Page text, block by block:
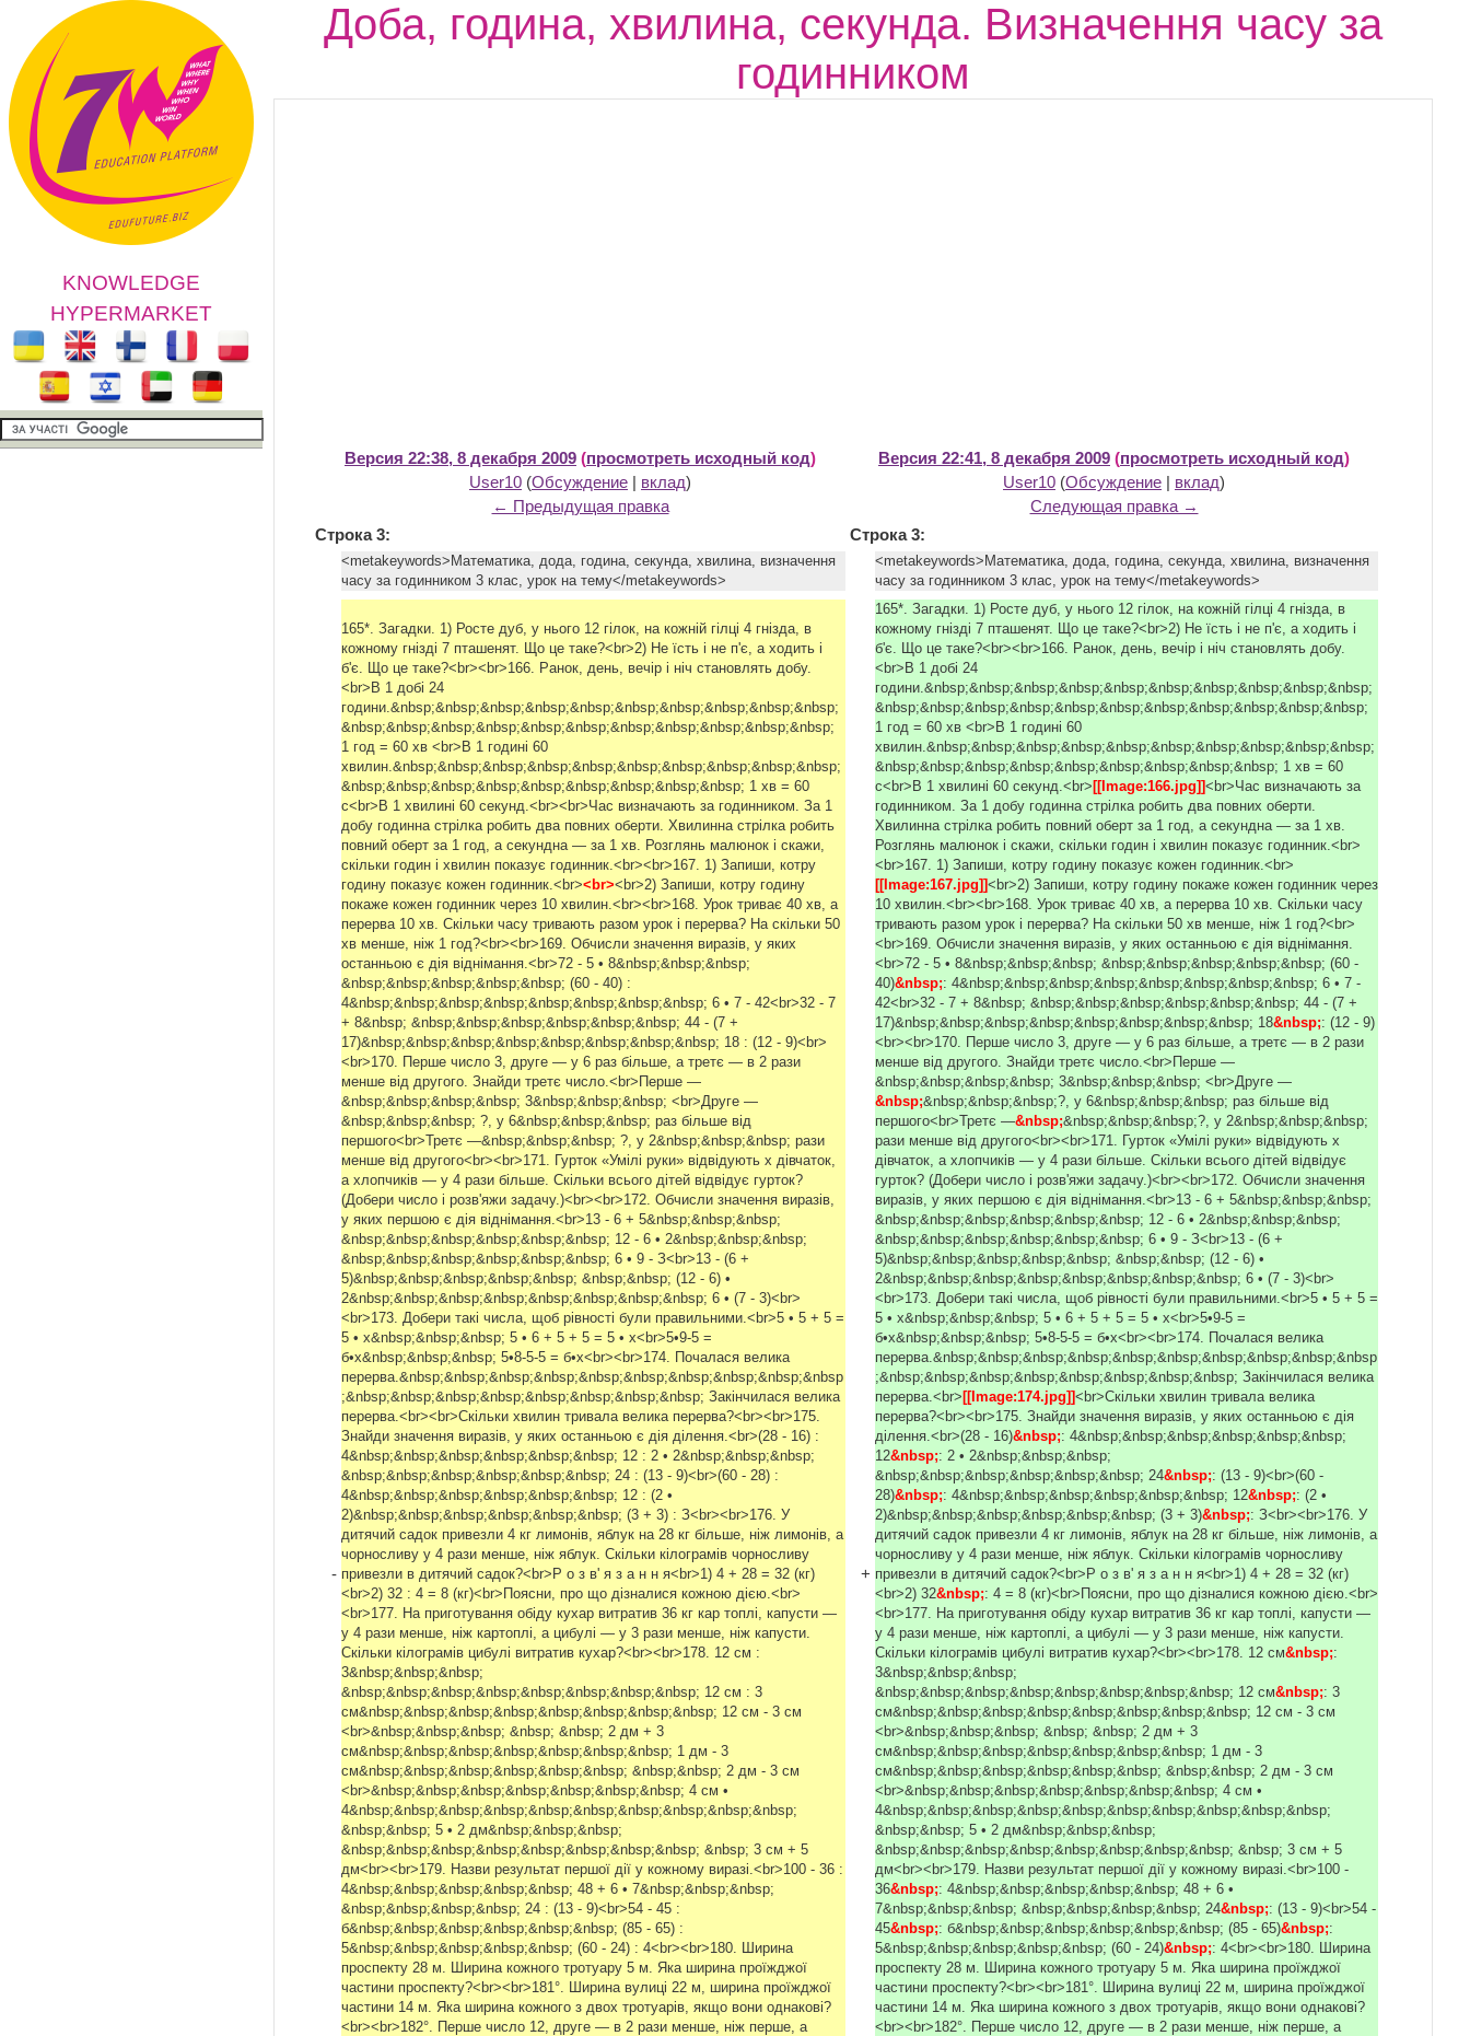
KNOWLEDGE
HYPERMARKET
Доба, година, хвилина, секунда. Визначення часу за
годинником
Версия 22:38, 8 декабря 2009 (просмотреть исходный код)
User10 (Обсуждение | вклад)
← Предыдущая правка
Версия 22:41, 8 декабря 2009 (просмотреть исходный код)
User10 (Обсуждение | вклад)
Следующая правка →
Строка 3:
Строка 3:
<metakeywords>Математика, дода, година, секунда, хвилина, визначення
часу за годинником 3 клас, урок на тему</metakeywords>
<metakeywords>Математика, дода, година, секунда, хвилина, визначення
часу за годинником 3 клас, урок на тему</metakeywords>
-
165*. Загадки. 1) Росте дуб, у нього 12 гілок, на кожній гілці 4 гнізда, в
кожному гнізді 7 пташенят. Що це таке?<br>2) Не їсть і не п'є, а ходить і
б'є. Що це таке?<br><br>166. Ранок, день, вечір і ніч становлять добу.
<br>В 1 добі 24
години.&nbsp;&nbsp;&nbsp;&nbsp;&nbsp;&nbsp;&nbsp;&nbsp;&nbsp;&nbsp;
&nbsp;&nbsp;&nbsp;&nbsp;&nbsp;&nbsp;&nbsp;&nbsp;&nbsp;&nbsp;&nbsp;
1 год = 60 хв <br>В 1 годині 60
хвилин.&nbsp;&nbsp;&nbsp;&nbsp;&nbsp;&nbsp;&nbsp;&nbsp;&nbsp;&nbsp;
&nbsp;&nbsp;&nbsp;&nbsp;&nbsp;&nbsp;&nbsp;&nbsp;&nbsp; 1 хв = 60
с<br>В 1 хвилині 60 секунд.<br><br>Час визначають за годинником. За 1
добу годинна стрілка робить два повних оберти. Хвилинна стрілка робить
повний оберт за 1 год, а секундна — за 1 хв. Розглянь малюнок і скажи,
скільки годин і хвилин показує годинник.<br><br>167. 1) Запиши, котру
годину показує кожен годинник.<br><br><br>2) Запиши, котру годину
покаже кожен годинник через 10 хвилин.<br><br>168. Урок триває 40 хв, а
перерва 10 хв. Скільки часу тривають разом урок і перерва? На скільки 50
хв менше, ніж 1 год?<br><br>169. Обчисли значення виразів, у яких
останньою є дія віднімання.<br>72 - 5 • 8&nbsp;&nbsp;&nbsp;
&nbsp;&nbsp;&nbsp;&nbsp;&nbsp; (60 - 40) :
4&nbsp;&nbsp;&nbsp;&nbsp;&nbsp;&nbsp;&nbsp;&nbsp; 6 • 7 - 42<br>32 - 7
+ 8&nbsp; &nbsp;&nbsp;&nbsp;&nbsp;&nbsp;&nbsp; 44 - (7 +
17)&nbsp;&nbsp;&nbsp;&nbsp;&nbsp;&nbsp;&nbsp;&nbsp; 18 : (12 - 9)<br>
<br>170. Перше число 3, друге — у 6 раз більше, а третє — в 2 рази
менше від другого. Знайди третє число.<br>Перше —
&nbsp;&nbsp;&nbsp;&nbsp; 3&nbsp;&nbsp;&nbsp; <br>Друге —
&nbsp;&nbsp;&nbsp; ?, у 6&nbsp;&nbsp;&nbsp; раз більше від
першого<br>Третє —&nbsp;&nbsp;&nbsp; ?, у 2&nbsp;&nbsp;&nbsp; рази
менше від другого<br><br>171. Гурток «Умілі руки» відвідують х дівчаток,
а хлопчиків — у 4 рази більше. Скільки всього дітей відвідує гурток?
(Добери число і розв'яжи задачу.)<br><br>172. Обчисли значення виразів,
у яких першою є дія віднімання.<br>13 - 6 + 5&nbsp;&nbsp;&nbsp;
&nbsp;&nbsp;&nbsp;&nbsp;&nbsp;&nbsp; 12 - 6 • 2&nbsp;&nbsp;&nbsp;
&nbsp;&nbsp;&nbsp;&nbsp;&nbsp;&nbsp; 6 • 9 - З<br>13 - (6 +
5)&nbsp;&nbsp;&nbsp;&nbsp;&nbsp; &nbsp;&nbsp; (12 - 6) •
2&nbsp;&nbsp;&nbsp;&nbsp;&nbsp;&nbsp;&nbsp;&nbsp; 6 • (7 - 3)<br>
<br>173. Добери такі числа, щоб рівності були правильними.<br>5 • 5 + 5 =
5 • х&nbsp;&nbsp;&nbsp; 5 • 6 + 5 + 5 = 5 • х<br>5•9-5 =
б•х&nbsp;&nbsp;&nbsp; 5•8-5-5 = б•х<br><br>174. Почалася велика
перерва.&nbsp;&nbsp;&nbsp;&nbsp;&nbsp;&nbsp;&nbsp;&nbsp;&nbsp;&nbsp
;&nbsp;&nbsp;&nbsp;&nbsp;&nbsp;&nbsp;&nbsp;&nbsp; Закінчилася велика
перерва.<br><br>Скільки хвилин тривала велика перерва?<br><br>175.
Знайди значення виразів, у яких останньою є дія ділення.<br>(28 - 16) :
4&nbsp;&nbsp;&nbsp;&nbsp;&nbsp;&nbsp; 12 : 2 • 2&nbsp;&nbsp;&nbsp;
&nbsp;&nbsp;&nbsp;&nbsp;&nbsp;&nbsp; 24 : (13 - 9)<br>(60 - 28) :
4&nbsp;&nbsp;&nbsp;&nbsp;&nbsp;&nbsp; 12 : (2 •
2)&nbsp;&nbsp;&nbsp;&nbsp;&nbsp;&nbsp; (3 + 3) : З<br><br>176. У
дитячий садок привезли 4 кг лимонів, яблук на 28 кг більше, ніж лимонів, а
чорносливу у 4 рази менше, ніж яблук. Скільки кілограмів чорносливу
привезли в дитячий садок?<br>Р о з в' я з а н н я<br>1) 4 + 28 = 32 (кг)
<br>2) 32 : 4 = 8 (кг)<br>Поясни, про що дізналися кожною дією.<br>
<br>177. На приготування обіду кухар витратив 36 кг кар топлі, капусти —
у 4 рази менше, ніж картоплі, а цибулі — у 3 рази менше, ніж капусти.
Скільки кілограмів цибулі витратив кухар?<br><br>178. 12 см :
3&nbsp;&nbsp;&nbsp;
&nbsp;&nbsp;&nbsp;&nbsp;&nbsp;&nbsp;&nbsp;&nbsp; 12 см : 3
см&nbsp;&nbsp;&nbsp;&nbsp;&nbsp;&nbsp;&nbsp;&nbsp; 12 см - 3 см
<br>&nbsp;&nbsp;&nbsp; &nbsp; &nbsp; 2 дм + 3
см&nbsp;&nbsp;&nbsp;&nbsp;&nbsp;&nbsp;&nbsp; 1 дм - 3
см&nbsp;&nbsp;&nbsp;&nbsp;&nbsp;&nbsp; &nbsp;&nbsp; 2 дм - 3 см
<br>&nbsp;&nbsp;&nbsp;&nbsp;&nbsp;&nbsp;&nbsp; 4 см •
4&nbsp;&nbsp;&nbsp;&nbsp;&nbsp;&nbsp;&nbsp;&nbsp;&nbsp;&nbsp;
&nbsp;&nbsp; 5 • 2 дм&nbsp;&nbsp;&nbsp;
&nbsp;&nbsp;&nbsp;&nbsp;&nbsp;&nbsp;&nbsp;&nbsp; &nbsp; 3 см + 5
дм<br><br>179. Назви результат першої дії у кожному виразі.<br>100 - 36 :
4&nbsp;&nbsp;&nbsp;&nbsp;&nbsp; 48 + 6 • 7&nbsp;&nbsp;&nbsp;
&nbsp;&nbsp;&nbsp;&nbsp; 24 : (13 - 9)<br>54 - 45 :
б&nbsp;&nbsp;&nbsp;&nbsp;&nbsp;&nbsp; (85 - 65) :
5&nbsp;&nbsp;&nbsp;&nbsp;&nbsp; (60 - 24) : 4<br><br>180. Ширина
проспекту 28 м. Ширина кожного тротуару 5 м. Яка ширина проїжджої
частини проспекту?<br><br>181°. Ширина вулиці 22 м, ширина проїжджої
частини 14 м. Яка ширина кожного з двох тротуарів, якщо вони однакові?
<br><br>182°. Перше число 12, друге — в 2 рази менше, ніж перше, а
+
165*. Загадки. 1) Росте дуб, у нього 12 гілок, на кожній гілці 4 гнізда, в
кожному гнізді 7 пташенят. Що це таке?<br>2) Не їсть і не п'є, а ходить і
б'є. Що це таке?<br><br>166. Ранок, день, вечір і ніч становлять добу.
<br>В 1 добі 24
години.&nbsp;&nbsp;&nbsp;&nbsp;&nbsp;&nbsp;&nbsp;&nbsp;&nbsp;&nbsp;
&nbsp;&nbsp;&nbsp;&nbsp;&nbsp;&nbsp;&nbsp;&nbsp;&nbsp;&nbsp;&nbsp;
1 год = 60 хв <br>В 1 годині 60
хвилин.&nbsp;&nbsp;&nbsp;&nbsp;&nbsp;&nbsp;&nbsp;&nbsp;&nbsp;&nbsp;
&nbsp;&nbsp;&nbsp;&nbsp;&nbsp;&nbsp;&nbsp;&nbsp;&nbsp; 1 хв = 60
с<br>В 1 хвилині 60 секунд.<br> [[Image:166.jpg]]<br>Час визначають за
годинником. За 1 добу годинна стрілка робить два повних оберти.
Хвилинна стрілка робить повний оберт за 1 год, а секундна — за 1 хв.
Розглянь малюнок і скажи, скільки годин і хвилин показує годинник.<br>
<br>167. 1) Запиши, котру годину показує кожен годинник.<br>
[[Image:167.jpg]]<br>2) Запиши, котру годину покаже кожен годинник через
10 хвилин.<br><br>168. Урок триває 40 хв, а перерва 10 хв. Скільки часу
тривають разом урок і перерва? На скільки 50 хв менше, ніж 1 год?<br>
<br>169. Обчисли значення виразів, у яких останньою є дія віднімання.
<br>72 - 5 • 8&nbsp;&nbsp;&nbsp; &nbsp;&nbsp;&nbsp;&nbsp;&nbsp; (60 -
40)&nbsp;: 4&nbsp;&nbsp;&nbsp;&nbsp;&nbsp;&nbsp;&nbsp;&nbsp; 6 • 7 -
42<br>32 - 7 + 8&nbsp; &nbsp;&nbsp;&nbsp;&nbsp;&nbsp;&nbsp; 44 - (7 +
17)&nbsp;&nbsp;&nbsp;&nbsp;&nbsp;&nbsp;&nbsp;&nbsp; 18&nbsp;: (12 - 9)
<br><br>170. Перше число 3, друге — у 6 раз більше, а третє — в 2 рази
менше від другого. Знайди третє число.<br>Перше —
&nbsp;&nbsp;&nbsp;&nbsp; 3&nbsp;&nbsp;&nbsp; <br>Друге —
&nbsp;&nbsp;&nbsp;&nbsp;?, у 6&nbsp;&nbsp;&nbsp; раз більше від
першого<br>Третє —&nbsp;&nbsp;&nbsp;&nbsp;?, у 2&nbsp;&nbsp;&nbsp;
рази менше від другого<br><br>171. Гурток «Умілі руки» відвідують х
дівчаток, а хлопчиків — у 4 рази більше. Скільки всього дітей відвідує
гурток? (Добери число і розв'яжи задачу.)<br><br>172. Обчисли значення
виразів, у яких першою є дія віднімання.<br>13 - 6 + 5&nbsp;&nbsp;&nbsp;
&nbsp;&nbsp;&nbsp;&nbsp;&nbsp;&nbsp; 12 - 6 • 2&nbsp;&nbsp;&nbsp;
&nbsp;&nbsp;&nbsp;&nbsp;&nbsp;&nbsp; 6 • 9 - З<br>13 - (6 +
5)&nbsp;&nbsp;&nbsp;&nbsp;&nbsp; &nbsp;&nbsp; (12 - 6) •
2&nbsp;&nbsp;&nbsp;&nbsp;&nbsp;&nbsp;&nbsp;&nbsp; 6 • (7 - 3)<br>
<br>173. Добери такі числа, щоб рівності були правильними.<br>5 • 5 + 5 =
5 • х&nbsp;&nbsp;&nbsp; 5 • 6 + 5 + 5 = 5 • х<br>5•9-5 =
б•х&nbsp;&nbsp;&nbsp; 5•8-5-5 = б•х<br><br>174. Почалася велика
перерва.&nbsp;&nbsp;&nbsp;&nbsp;&nbsp;&nbsp;&nbsp;&nbsp;&nbsp;&nbsp
;&nbsp;&nbsp;&nbsp;&nbsp;&nbsp;&nbsp;&nbsp;&nbsp; Закінчилася велика
перерва.<br> [[Image:174.jpg]]<br>Скільки хвилин тривала велика
перерва?<br><br>175. Знайди значення виразів, у яких останньою є дія
ділення.<br>(28 - 16)&nbsp;: 4&nbsp;&nbsp;&nbsp;&nbsp;&nbsp;&nbsp;
12&nbsp;: 2 • 2&nbsp;&nbsp;&nbsp;
&nbsp;&nbsp;&nbsp;&nbsp;&nbsp;&nbsp; 24&nbsp;: (13 - 9)<br>(60 -
28)&nbsp;: 4&nbsp;&nbsp;&nbsp;&nbsp;&nbsp;&nbsp; 12&nbsp;: (2 •
2)&nbsp;&nbsp;&nbsp;&nbsp;&nbsp;&nbsp; (3 + 3)&nbsp;: З<br><br>176. У
дитячий садок привезли 4 кг лимонів, яблук на 28 кг більше, ніж лимонів, а
чорносливу у 4 рази менше, ніж яблук. Скільки кілограмів чорносливу
привезли в дитячий садок?<br>Р о з в' я з а н н я<br>1) 4 + 28 = 32 (кг)
<br>2) 32&nbsp;: 4 = 8 (кг)<br>Поясни, про що дізналися кожною дією.<br>
<br>177. На приготування обіду кухар витратив 36 кг кар топлі, капусти —
у 4 рази менше, ніж картоплі, а цибулі — у 3 рази менше, ніж капусти.
Скільки кілограмів цибулі витратив кухар?<br><br>178. 12 см&nbsp;:
3&nbsp;&nbsp;&nbsp;
&nbsp;&nbsp;&nbsp;&nbsp;&nbsp;&nbsp;&nbsp;&nbsp; 12 см&nbsp;: 3
см&nbsp;&nbsp;&nbsp;&nbsp;&nbsp;&nbsp;&nbsp;&nbsp; 12 см - 3 см
<br>&nbsp;&nbsp;&nbsp; &nbsp; &nbsp; 2 дм + 3
см&nbsp;&nbsp;&nbsp;&nbsp;&nbsp;&nbsp;&nbsp; 1 дм - 3
см&nbsp;&nbsp;&nbsp;&nbsp;&nbsp;&nbsp; &nbsp;&nbsp; 2 дм - 3 см
<br>&nbsp;&nbsp;&nbsp;&nbsp;&nbsp;&nbsp;&nbsp; 4 см •
4&nbsp;&nbsp;&nbsp;&nbsp;&nbsp;&nbsp;&nbsp;&nbsp;&nbsp;&nbsp;
&nbsp;&nbsp; 5 • 2 дм&nbsp;&nbsp;&nbsp;
&nbsp;&nbsp;&nbsp;&nbsp;&nbsp;&nbsp;&nbsp;&nbsp; &nbsp; 3 см + 5
дм<br><br>179. Назви результат першої дії у кожному виразі.<br>100 -
36&nbsp;: 4&nbsp;&nbsp;&nbsp;&nbsp;&nbsp; 48 + 6 •
7&nbsp;&nbsp;&nbsp; &nbsp;&nbsp;&nbsp;&nbsp; 24&nbsp;: (13 - 9)<br>54 -
45&nbsp;: б&nbsp;&nbsp;&nbsp;&nbsp;&nbsp;&nbsp; (85 - 65)&nbsp;:
5&nbsp;&nbsp;&nbsp;&nbsp;&nbsp; (60 - 24)&nbsp;: 4<br><br>180. Ширина
проспекту 28 м. Ширина кожного тротуару 5 м. Яка ширина проїжджої
частини проспекту?<br><br>181°. Ширина вулиці 22 м, ширина проїжджої
частини 14 м. Яка ширина кожного з двох тротуарів, якщо вони однакові?
<br><br>182°. Перше число 12, друге — в 2 рази менше, ніж перше, а